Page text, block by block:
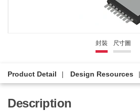
封裝 尺寸圖
Product Detail Design Resources
Description